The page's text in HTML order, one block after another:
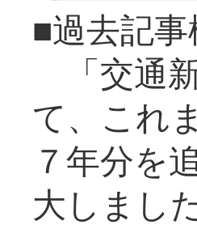
■過去記
「交通
て、これ
７年分を
大し